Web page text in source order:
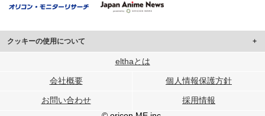
クッキーの使用について
このサイトでは Cookie を使用して、ユーザーに合わせたコンテンツや広告の
行っています。
メディアや広告配信、データ解析の各パートナーに提供しています。
各パートナーは、この情報とユーザーが各パートナーに提供した他の情報や、
elthaとは
会社概要 個人情報保護方針
お問い合わせ
採用情報